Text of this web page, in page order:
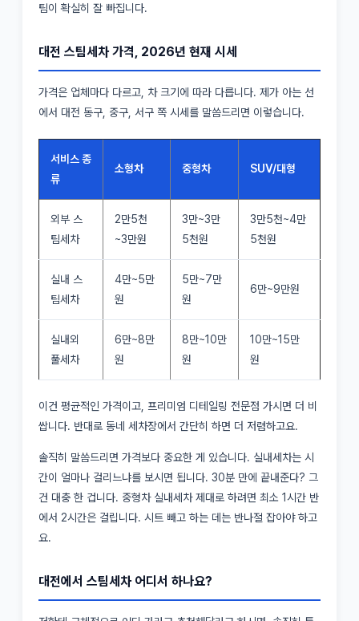
팀이 확실히 잘 빠집니다.
대전 스팀세차 가격, 2026년 현재 시세
가격은 업체마다 다르고, 차 크기에 따라 다릅니다. 제가 아는 선
에서 대전 동구, 중구, 서구 쪽 시세를 말씀드리면 이렇습니다.
서비스 종
류
소형차 중형차 SUV/대형
외부 스
팀세차
2만5천
~3만원
3만~3만
5천원
3만5천~4만
5천원
실내 스
팀세차
4만~5만
원
5만~7만
원
6만~9만원
실내외
풀세차
6만~8만
원
8만~10만
원
10만~15만
원
이건 평균적인 가격이고, 프리미엄 디테일링 전문점 가시면 더 비
쌉니다. 반대로 동네 세차장에서 간단히 하면 더 저렴하고요.
솔직히 말씀드리면 가격보다 중요한 게 있습니다. 실내세차는 시
간이 얼마나 걸리느냐를 보시면 됩니다. 30분 만에 끝내준다? 그
건 대충 한 겁니다. 중형차 실내세차 제대로 하려면 최소 1시간 반
에서 2시간은 걸립니다. 시트 빼고 하는 데는 반나절 잡아야 하고
요.
대전에서 스팀세차 어디서 하나요?